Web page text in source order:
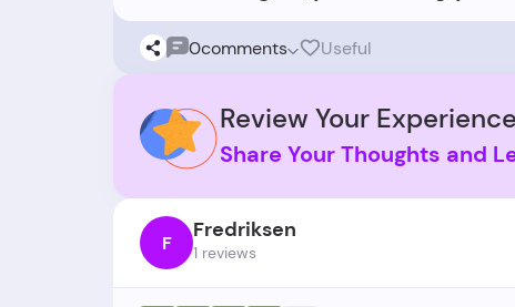
0comments Useful
Review Your
Share Your Thoughts and
F Fredriksen
1 reviews